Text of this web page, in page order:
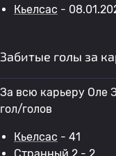
Кьелсас -
Забитые голы за
За всю карьеру Оле
гол/голов
Кьелсас - 41